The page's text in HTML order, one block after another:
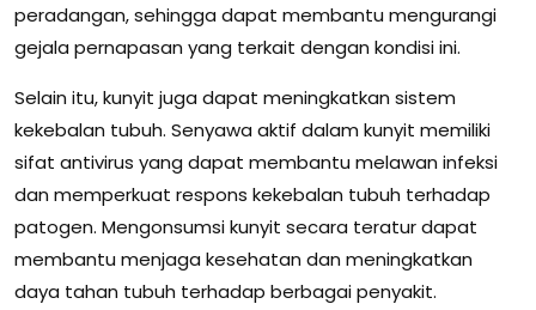
peradangan, sehingga dapat membantu mengurangi
gejala pernapasan yang terkait dengan kondisi ini.
Selain itu, kunyit juga dapat meningkatkan sistem
kekebalan tubuh. Senyawa aktif dalam kunyit memiliki
sifat antivirus yang dapat membantu melawan infeksi
dan memperkuat respons kekebalan tubuh terhadap
patogen. Mengonsumsi kunyit secara teratur dapat
membantu menjaga kesehatan dan meningkatkan
daya tahan tubuh terhadap berbagai penyakit.